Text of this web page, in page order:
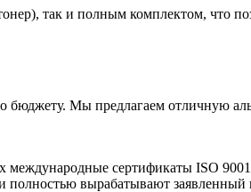
так и полным комплектом, что
бюджету. Мы предлагаем отличную
международные сертификаты ISO
вырабатывают заявленный